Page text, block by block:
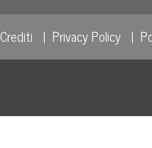
Crediti Privacy Policy